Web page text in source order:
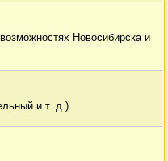
Новосибирска и
и т. д.).